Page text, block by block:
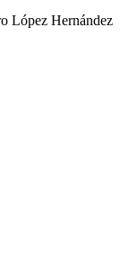
López Hernández